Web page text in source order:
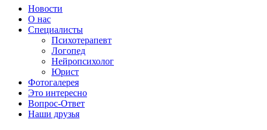
Новости
О нас
Специалисты
Психотерапевт
Логопед
Нейропсихолог
Юрист
Фотогалерея
Это интересно
Вопрос-Ответ
Наши друзья